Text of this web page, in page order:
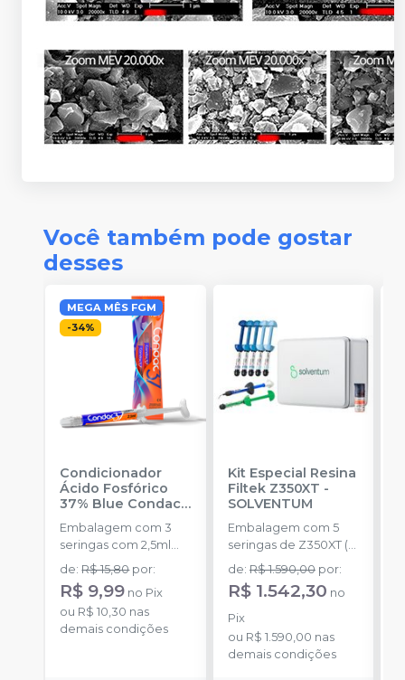
Você também pode gostar
desses
MEGA MÊS FGM
-34%
Condicionador
Ácido Fosfórico
37% Blue Condac-
FGM
Embalagem com 3
seringas com 2,5ml
cada uma e 3
ponteiras para
aplicação.
de:R$ 15,80 por:
R$ 9,99 no Pix
ou R$ 10,30 nas
demais condições
Kit Especial Resina
Filtek Z350XT -
SOLVENTUM
Embalagem com 5
seringas de Z350XT (
A2D,A1B,A2B,A1E,A2E
4g) + 1 scotchbond
plus 1,5ml + 1 filtek
supreme A2 de 2g + 1
filtek one A2 de 4g +
lata.
de: R$ 1.590,00 por:
R$ 1.542,30 no
Pix
ou R$ 1.590,00 nas
demais condições